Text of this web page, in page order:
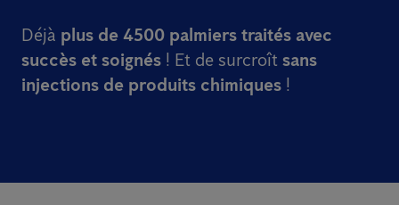
Déjà plus de 4500 palmiers traités avec
succès et soignés ! Et de surcroît sans
injections de produits chimiques !